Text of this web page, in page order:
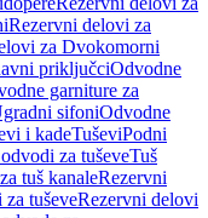
Rezervni delovi za
za Dvokomorni
priključciOdvodne
garniture za
sifoniOdvodne
i kadeTuševiPodni
za tuševeTuš
tuš kanaleRezervni
tuševeRezervni delovi